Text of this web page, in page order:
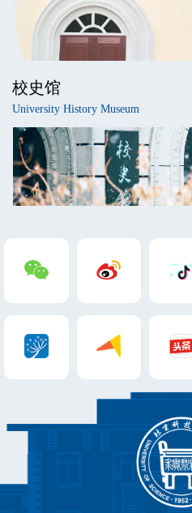
校史馆
University History Museum